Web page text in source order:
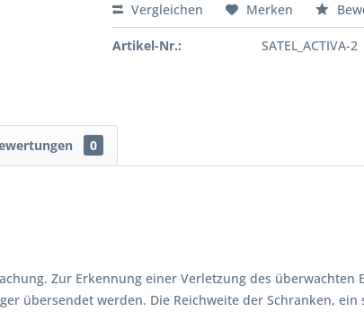
Vergleichen Merken
Artikel-Nr.: SATEL_ACTIVA-2
0
Zur Erkennung einer Verletzung des überwachten
übersendet werden. Die Reichweite der Schranken, ein